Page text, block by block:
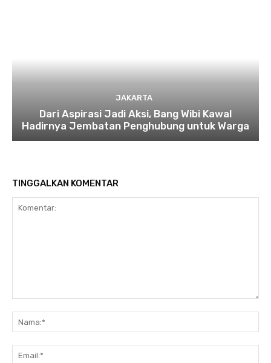
JAKARTA
Dari Aspirasi Jadi Aksi, Bang Wibi Kawal
Hadirnya Jembatan Penghubung untuk Warga
TINGGALKAN KOMENTAR